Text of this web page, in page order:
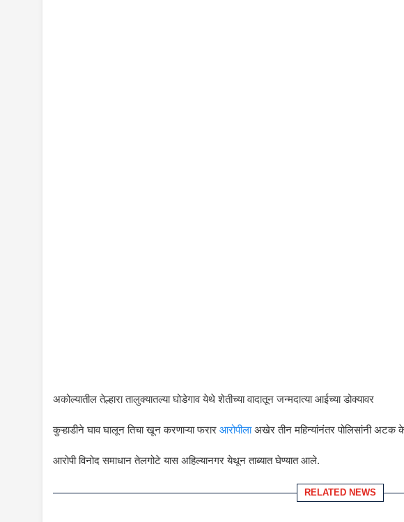
अकोल्यातील तेल्हारा तालुक्यातल्या घोडेगाव येथे शेतीच्या वादातून जन्मदात्या आईच्या डोक्यावर
कुऱ्हाडीने घाव घालून तिचा खून करणाऱ्या फरार आरोपीलाअखेर तीन महिन्यांनंतर पोलिसांनी अटक
आरोपी विनोद समाधान तेलगोटे यास अहिल्यानगर येथून ताब्यात घेण्यात आले.
RELATED NEWS